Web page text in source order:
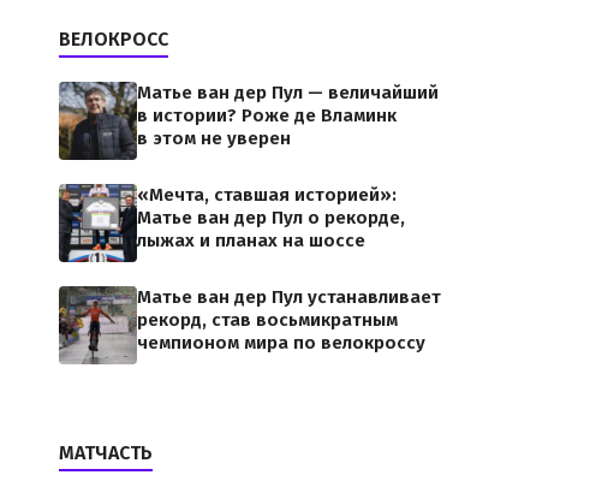
ВЕЛОКРОСС
Матье ван дер Пул — величайший
в истории? Роже де Вламинк
в этом не уверен
«Мечта, ставшая историей»:
Матье ван дер Пул о рекорде,
лыжах и планах на шоссе
Матье ван дер Пул устанавливает
рекорд, став восьмикратным
чемпионом мира по велокроссу
МАТЧАСТЬ